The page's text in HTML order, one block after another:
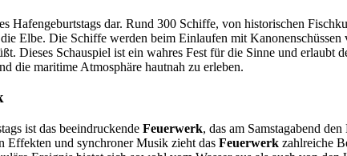
Hafengeburtstags dar. Rund 300 Schiffe, von historischen
Elbe. Die Schiffe werden beim Einlaufen mit Kanonenschüssen
Dieses Schauspiel ist ein wahres Fest für die Sinne und erlaubt
die maritime Atmosphäre hautnah zu erleben.
ist das beeindruckende Feuerwerk, das am Samstagabend
Effekten und synchroner Musik zieht das Feuerwerk zahlreiche